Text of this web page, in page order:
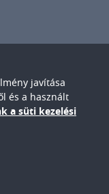
javítása
és a használt
a süti kezelési
Egyetemi Oktató